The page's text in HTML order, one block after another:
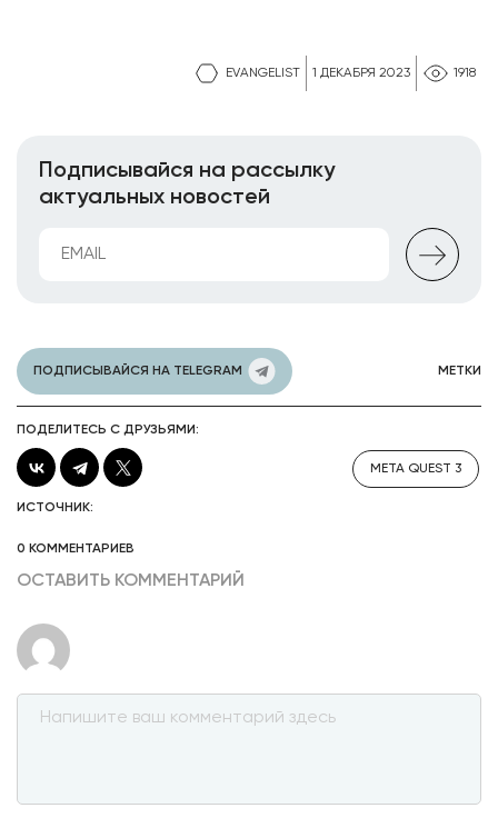
EVANGELIST 1 ДЕКАБРЯ 2023 1918
Подписывайся на рассылку
актуальных новостей
ПОДПИСЫВАЙСЯ НА TELEGRAM МЕТКИ
ПОДЕЛИТЕСЬ С ДРУЗЬЯМИ:
META QUEST 3
ИСТОЧНИК:
0 КОММЕНТАРИЕВ
ОСТАВИТЬ КОММЕНТАРИЙ